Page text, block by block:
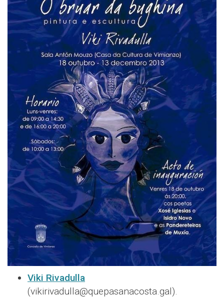
Viki Rivadulla
(vikirivadulla@quepasanacosta.gal).